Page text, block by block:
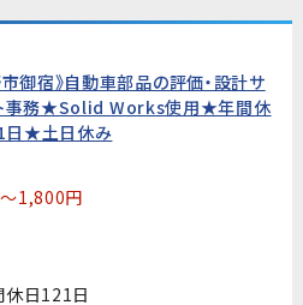
市御宿》自動車部品の評価・設計サ
事務★Solid Works使用★年間休
日★土日休み
1,800円
日121日